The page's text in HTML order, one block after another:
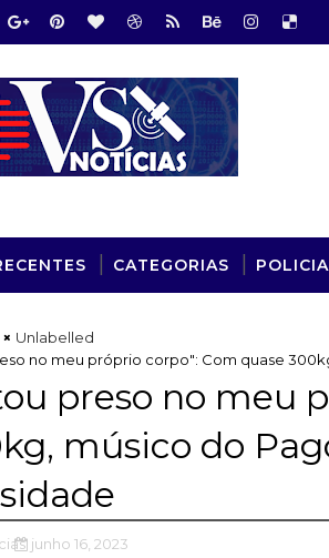
CATEGORIAS
Unlabelled
no meu próprio corpo": Com quase
preso no meu
músico do
junho 16, 2023